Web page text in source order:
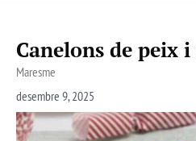
Canelons de peix
Maresme
desembre 9, 2025